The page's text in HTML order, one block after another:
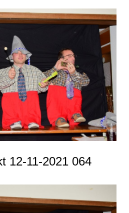
12-11-2021 064